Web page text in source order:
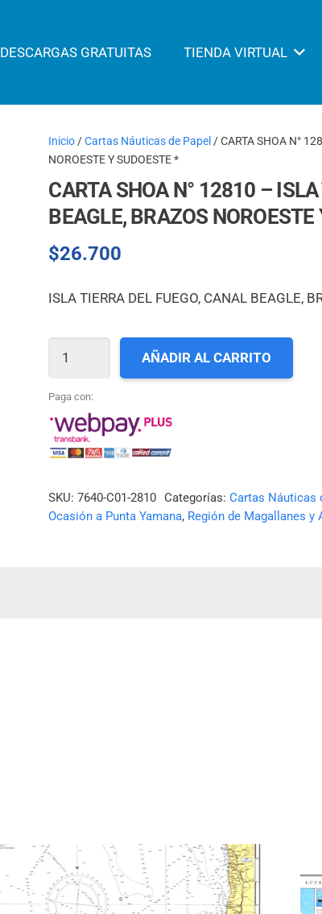
DESCARGAS GRATUITAS TIENDA VIRTUAL
Inicio /Cartas Náuticas de Papel / CARTA SHOA N°
NOROESTE Y SUDOESTE *
CARTA SHOA N° 12810 –
BEAGLE, BRAZOS NOROESTE
$26.700
ISLA TIERRA DEL FUEGO, CANAL BEAGLE,
N°
12810
-
TIERRA
DEL
AÑADIR AL CARRITO
Paga con:
SKU:7640-C01-2810 Categorías: Cartas Náuticas
Ocasión a Punta Yamana, Región de Magallanes y